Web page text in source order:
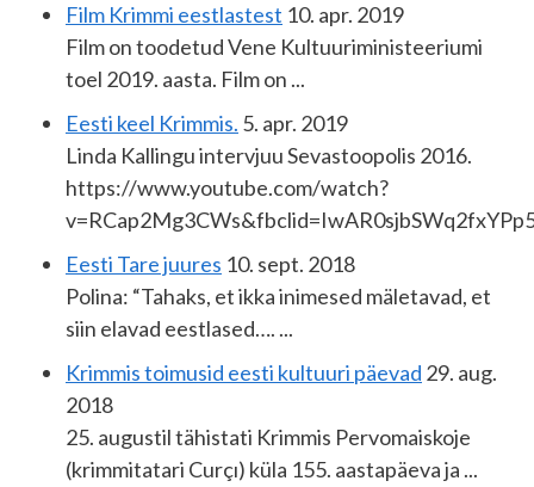
Film Krimmi eestlastest 10. apr. 2019
Film on toodetud Vene Kultuuriministeeriumi
toel 2019. aasta. Film on ...
Eesti keel Krimmis. 5. apr. 2019
Linda Kallingu intervjuu Sevastoopolis 2016.
https://www.youtube.com/watch?
Eesti Tare juures 10. sept. 2018
Polina: “Tahaks, et ikka inimesed mäletavad, et
siin elavad eestlased…. ...
Krimmis toimusid eesti kultuuri päevad 29. aug.
2018
25. augustil tähistati Krimmis Pervomaiskoje
(krimmitatari Curçı) küla 155. aastapäeva ja ...